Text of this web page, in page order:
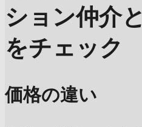
ション仲介
をチェック
価格の違い